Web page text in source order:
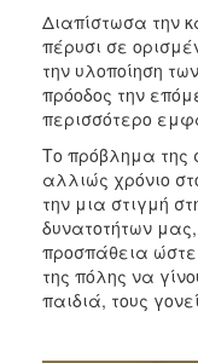
Διαπίστωσα την
πέρυσι σε
την υλοποίηση
πρόοδος την
περισσότερο
Το πρόβλημα της
αλλιώς χρόνιο
την μια στιγμή
δυνατοτήτων
προσπάθεια
της πόλης να
παιδιά, τους